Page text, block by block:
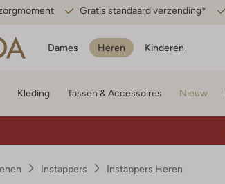
Gratis standaard verzending*
Dames Heren Kinderen
Kleding Tassen & Accessoires Nieuw
Instappers Instappers Heren